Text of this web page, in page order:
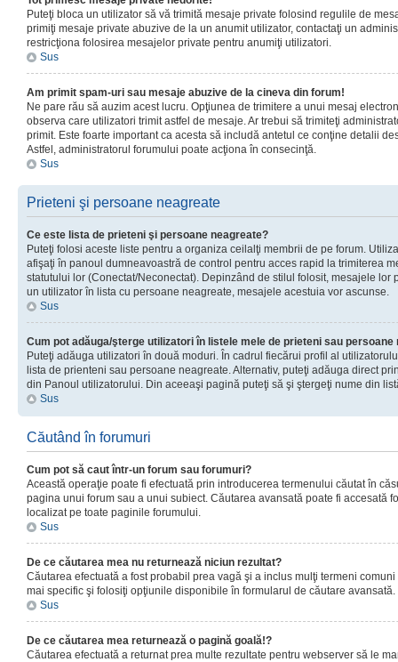
Puteţi bloca un utilizator să vă trimită mesaje private folosind regulile de
primiţi mesaje private abuzive de la un anumit utilizator, contactaţi un
restricţiona folosirea mesajelor private pentru anumiţi utilizatori.
Sus
Am primit spam-uri sau mesaje abuzive de la cineva din forum!
Ne pare rău să auzim acest lucru. Opţiunea de trimitere a unui mesaj
observa care utilizatori trimit astfel de mesaje. Ar trebui să trimiteţi
primit. Este foarte important ca acesta să includă antetul ce conţine detalii
Astfel, administratorul forumului poate acţiona în consecinţă.
Sus
Prieteni şi persoane neagreate
Ce este lista de prieteni şi persoane neagreate?
Puteţi folosi aceste liste pentru a organiza ceilalţi membrii de pe forum.
afişaţi în panoul dumneavoastră de control pentru acces rapid la trimiterea
statutului lor (Conectat/Neconectat). Depinzând de stilul folosit, mesajele lor
un utilizator în lista cu persoane neagreate, mesajele acestuia vor ascunse.
Sus
Cum pot adăuga/şterge utilizatori în listele mele de prieteni sau persoane
Puteţi adăuga utilizatori în două moduri. În cadrul fiecărui profil al
lista de prienteni sau persoane neagreate. Alternativ, puteţi adăuga direct
din Panoul utilizatorului. Din aceeaşi pagină puteţi să şi ştergeţi nume din
Sus
Căutând în forumuri
Cum pot să caut într-un forum sau forumuri?
Această operaţie poate fi efectuată prin introducerea termenului căutat în
pagina unui forum sau a unui subiect. Căutarea avansată poate fi accesată
localizat pe toate paginile forumului.
Sus
De ce căutarea mea nu returnează niciun rezultat?
Căutarea efectuată a fost probabil prea vagă şi a inclus mulţi termeni
mai specific şi folosiţi opţiunile disponibile în formularul de căutare avansată.
Sus
De ce căutarea mea returnează o pagină goală!?
Căutarea efectuată a returnat prea multe rezultate pentru webserver să le